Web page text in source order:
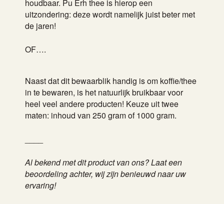
houdbaar. Pu Erh thee is hierop een
uitzondering: deze wordt namelijk juist beter met
de jaren!
OF….
Naast dat dit bewaarblik handig is om koffie/thee
in te bewaren, is het natuurlijk bruikbaar voor
heel veel andere producten! Keuze uit twee
maten: inhoud van 250 gram of 1000 gram.
Al bekend met dit product van ons? Laat een
beoordeling achter, wij zijn benieuwd naar uw
ervaring!